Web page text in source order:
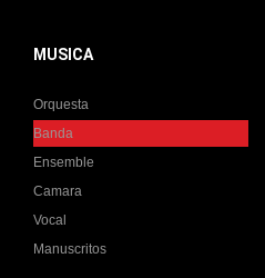
MUSICA
Orquesta
Banda
Ensemble
Camara
Vocal
Manuscritos